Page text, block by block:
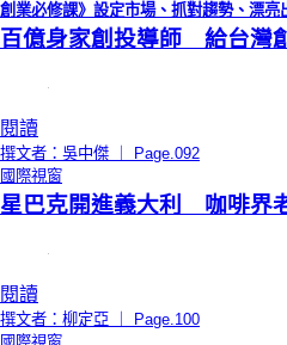
創業必修課》設定市場、抓對趨勢、漂亮
百億身家創投導師 給台灣
閱讀
撰文者：吳中傑 ｜ Page.092
國際視窗
星巴克開進義大利 咖啡界
閱讀
撰文者：柳定亞 ｜ Page.100